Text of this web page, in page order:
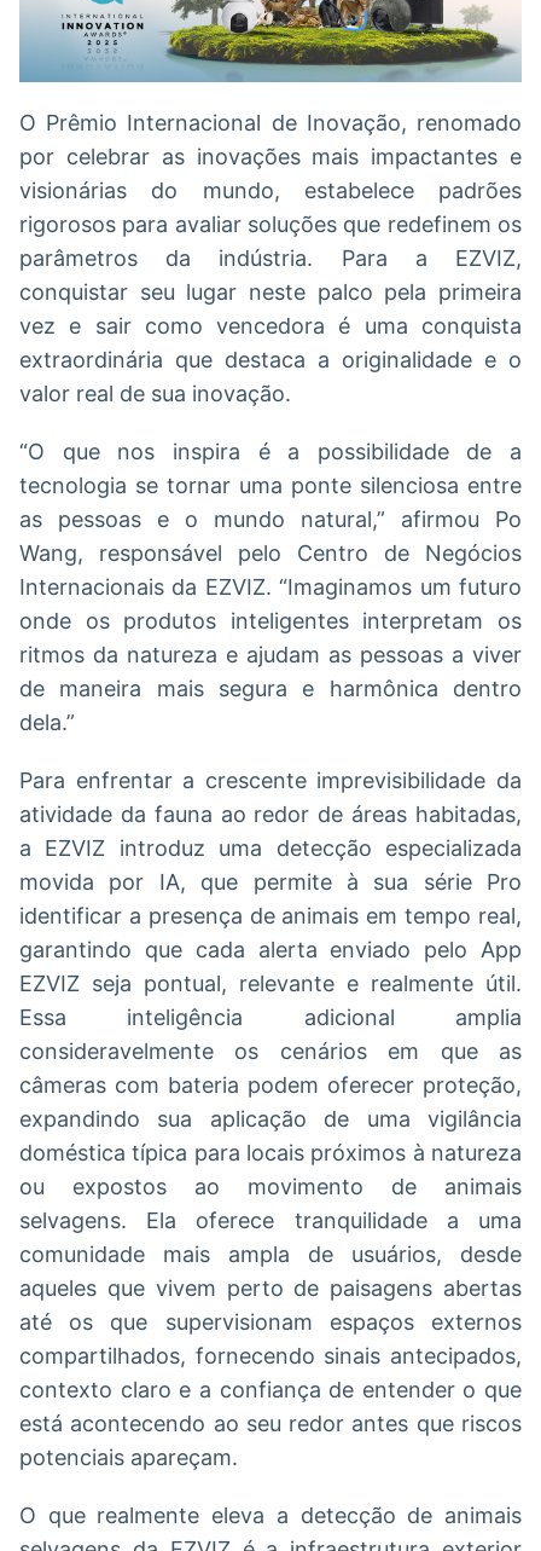
O Prêmio Internacional de Inovação, renomado
por celebrar as inovações mais impactantes e
visionárias do mundo, estabelece padrões
rigorosos para avaliar soluções que redefinem os
parâmetros da indústria. Para a EZVIZ,
conquistar seu lugar neste palco pela primeira
vez e sair como vencedora é uma conquista
extraordinária que destaca a originalidade e o
valor real de sua inovação.
“O que nos inspira é a possibilidade de a
tecnologia se tornar uma ponte silenciosa entre
as pessoas e o mundo natural,” afirmou Po
Wang, responsável pelo Centro de Negócios
Internacionais da EZVIZ. “Imaginamos um futuro
onde os produtos inteligentes interpretam os
ritmos da natureza e ajudam as pessoas a viver
de maneira mais segura e harmônica dentro
dela.”
Para enfrentar a crescente imprevisibilidade da
atividade da fauna ao redor de áreas habitadas,
a EZVIZ introduz uma detecção especializada
movida por IA, que permite à sua série Pro
identificar a presença de animais em tempo real,
garantindo que cada alerta enviado pelo App
EZVIZ seja pontual, relevante e realmente útil.
Essa inteligência adicional amplia
consideravelmente os cenários em que as
câmeras com bateria podem oferecer proteção,
expandindo sua aplicação de uma vigilância
doméstica típica para locais próximos à natureza
ou expostos ao movimento de animais
selvagens. Ela oferece tranquilidade a uma
comunidade mais ampla de usuários, desde
aqueles que vivem perto de paisagens abertas
até os que supervisionam espaços externos
compartilhados, fornecendo sinais antecipados,
contexto claro e a confiança de entender o que
está acontecendo ao seu redor antes que riscos
potenciais apareçam.
O que realmente eleva a detecção de animais